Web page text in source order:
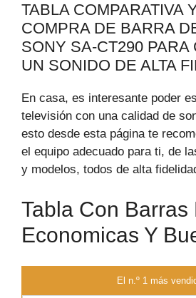
TABLA COMPARATIVA
COMPRA DE BARRA
SONY SA-CT290 PARA
UN SONIDO DE ALTA
En casa, es interesante poder
televisión con una calidad de
esto desde esta página te
el equipo adecuado para ti, de
y modelos, todos de alta
Tabla Con Barras
Economicas Y
El n.º 1 más